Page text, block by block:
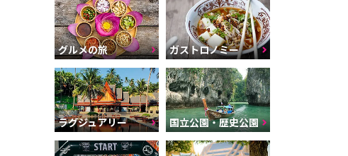
グルメの旅 ガストロノミー
ラグジュアリー 国立公園・歴史公園